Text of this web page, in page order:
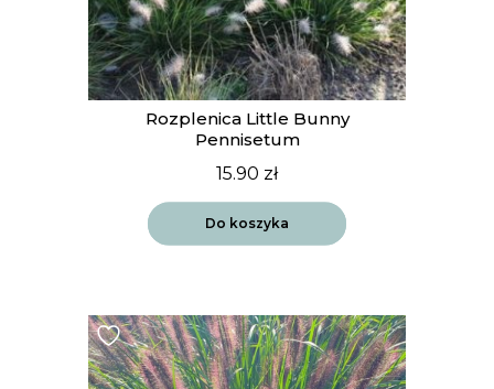
Rozplenica Little Bunny
Pennisetum
15.90 zł
Do koszyka